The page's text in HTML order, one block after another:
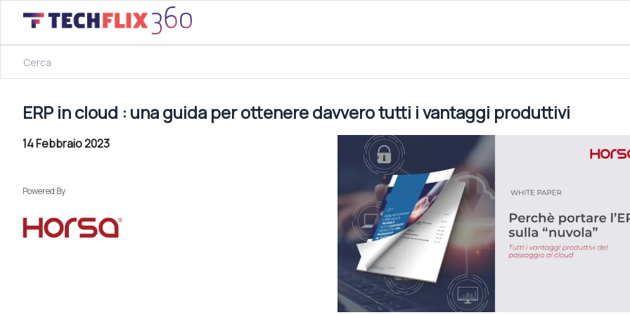
ERP in cloud : una guida per ottenere davvero tutti i vantaggi produttivi
ERP in cloud : una guida per ottenere davvero tutti i vantaggi produttivi
14 Febbraio 2023
Powered By